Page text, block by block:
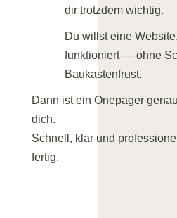
dir trotzdem wichtig.
Du willst eine
funktioniert — ohne
Baukastenfrust.
Dann ist ein Onepager
dich.
Schnell, klar und
fertig.